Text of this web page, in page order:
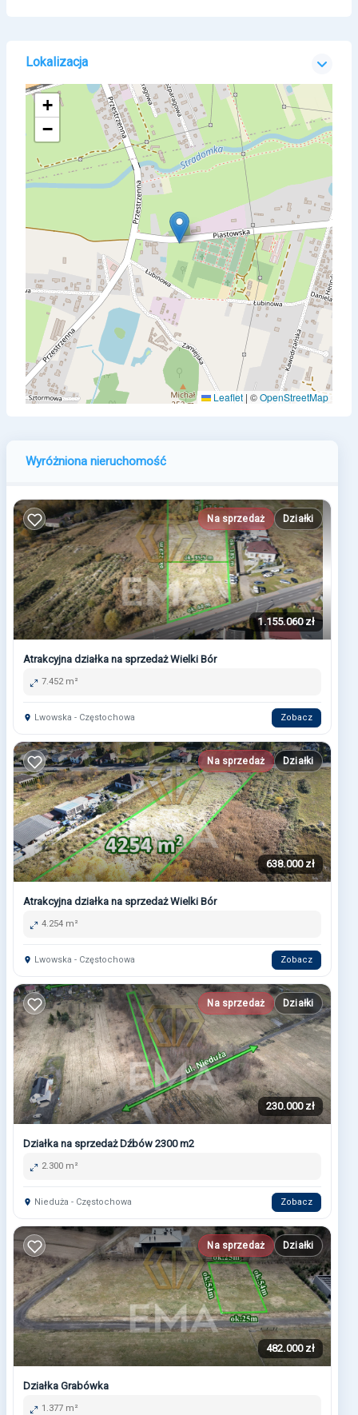
Lokalizacja
+
−
Leaflet | ©OpenStreetMap
Wyróżniona nieruchomość
Na sprzedaż Działki
1.155.060 zł
Atrakcyjna działka na sprzedaż Wielki Bór
7.452 m²
Lwowska - Częstochowa Zobacz
Na sprzedaż Działki
638.000 zł
Atrakcyjna działka na sprzedaż Wielki Bór
4.254 m²
Lwowska - Częstochowa Zobacz
Na sprzedaż Działki
230.000 zł
Działka na sprzedaż Dźbów 2300 m2
2.300 m²
Nieduża - Częstochowa Zobacz
Na sprzedaż Działki
482.000 zł
Działka Grabówka
1.377 m²